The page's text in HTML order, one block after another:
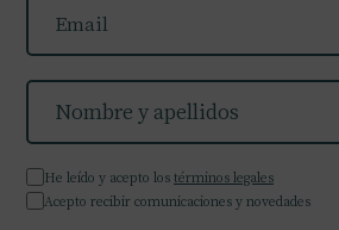
He leído y acepto los términos legales
Acepto recibir comunicaciones y novedades